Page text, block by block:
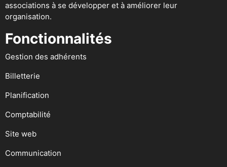
associations à se développer et à améliorer leur
organisation.
Fonctionnalités
Gestion des adhérents
Billetterie
Planification
Comptabilité
Site web
Communication